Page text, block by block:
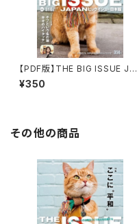
【PDF版】THE BIG ISSUE JAP
AN316号
¥350
その他の商品